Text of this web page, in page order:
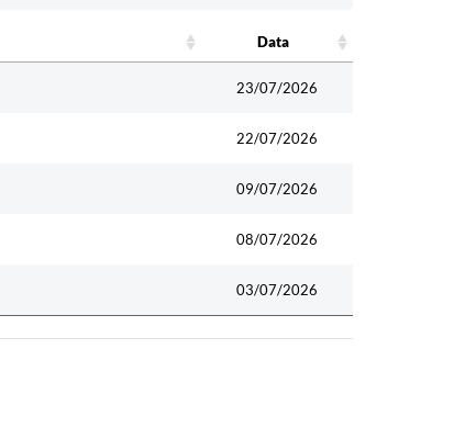
Data
23/07/2026
22/07/2026
09/07/2026
08/07/2026
03/07/2026